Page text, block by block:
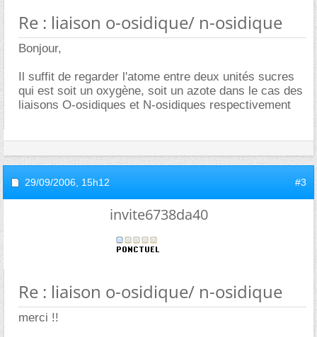
Re : liaison o-osidique/ n-osidique
Bonjour,
Il suffit de regarder l'atome entre deux unités sucres
qui est soit un oxygène, soit un azote dans le cas des
liaisons O-osidiques et N-osidiques respectivement
29/09/2006, 15h12 #3
invite6738da40
Re : liaison o-osidique/ n-osidique
merci !!